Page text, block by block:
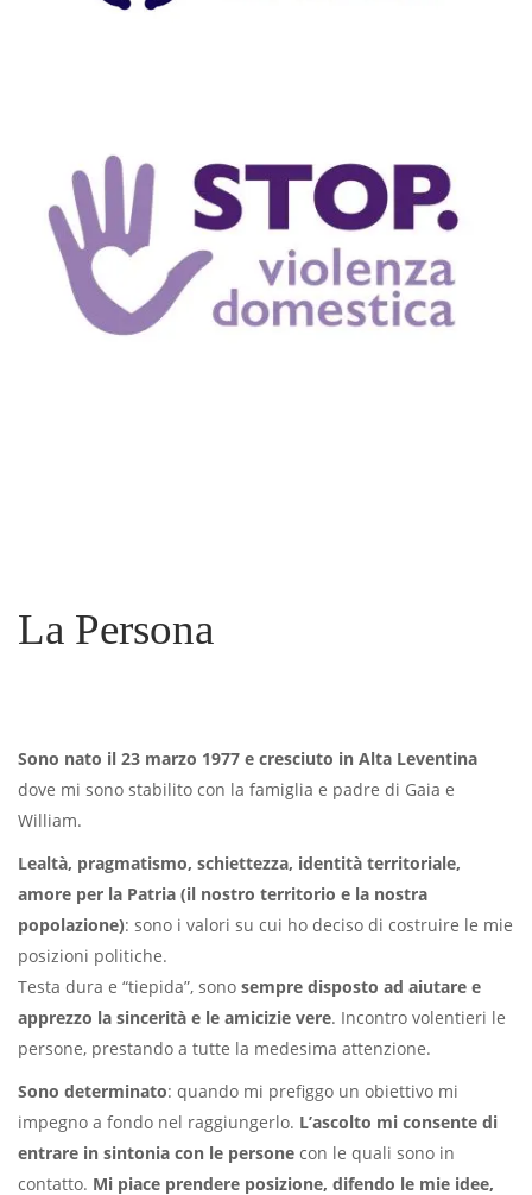
La Persona
Sono nato il 23 marzo 1977 e cresciuto in Alta Leventina
dove mi sono stabilito con la famiglia e padre di Gaia e
William.
Lealtà, pragmatismo, schiettezza, identità territoriale,
amore per la Patria (il nostro territorio e la nostra
popolazione): sono i valori su cui ho deciso di costruire le mie
posizioni politiche.
Testa dura e “tiepida”, sono sempre disposto ad aiutare e
apprezzo la sincerità e le amicizie vere. Incontro volentieri le
persone, prestando a tutte la medesima attenzione.
Sono determinato: quando mi prefiggo un obiettivo mi
impegno a fondo nel raggiungerlo. L’ascolto mi consente di
entrare in sintonia con le persone con le quali sono in
contatto. Mi piace prendere posizione, difendo le mie idee,